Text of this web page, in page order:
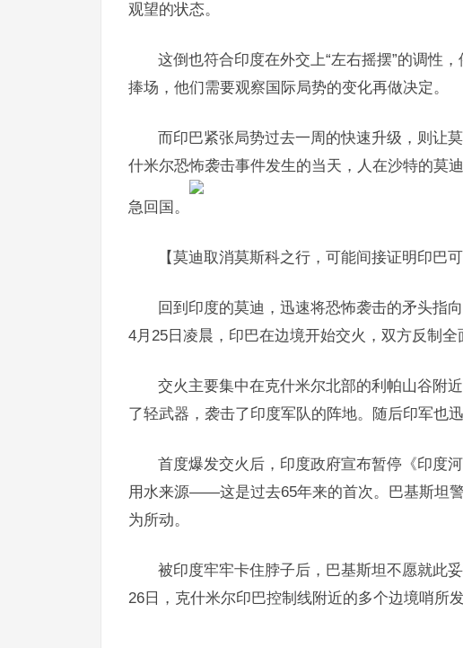
观望的状态。
这倒也符合印度在外交上“左右摇摆”的调性
捧场，他们需要观察国际局势的变化再做决定。
而印巴紧张局势过去一周的快速升级，则让
什米尔恐怖袭击事件发生的当天，人在沙特的莫
急回国。
【莫迪取消莫斯科之行，可能间接证明印巴
回到印度的莫迪，迅速将恐怖袭击的矛头指
4月25日凌晨，印巴在边境开始交火，双方反制全
交火主要集中在克什米尔北部的利帕山谷附
了轻武器，袭击了印度军队的阵地。随后印军也
首度爆发交火后，印度政府宣布暂停《印度
用水来源——这是过去65年来的首次。巴基斯坦
为所动。
被印度牢牢卡住脖子后，巴基斯坦不愿就此
26日，克什米尔印巴控制线附近的多个边境哨所